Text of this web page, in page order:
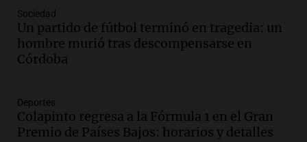
Audio.
La UNT evalúa apelación ante la
Corte Suprema tras fallo que aparta a
Pagani como rector
Panorama Federal
Audio.
que la justicia social viene siendo
“despreciada y burlada”
Sociedad
Un partido de fútbol terminó en tragedia: un
hombre murió tras descompensarse en
Córdoba
Deportes
Colapinto regresa a la Fórmula 1 en el Gran
Premio de Países Bajos: horarios y detalles